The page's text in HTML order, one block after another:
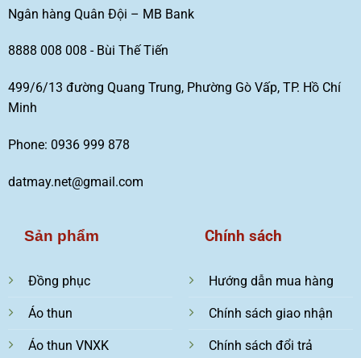
Ngân hàng Quân Đội – MB Bank
8888 008 008 - Bùi Thế Tiến
499/6/13 đường Quang Trung, Phường Gò Vấp, TP. Hồ Chí
Minh
Phone: 0936 999 878
datmay.net@gmail.com
Sản phẩm
Đồng phục
Áo thun
Áo thun VNXK
Chính sách
Hướng dẫn mua hàng
Chính sách giao nhận
Chính sách đổi trả